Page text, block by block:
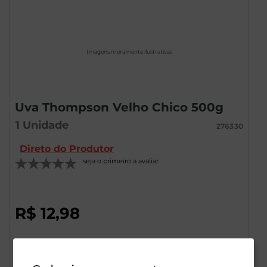
Imagens meramente ilustrativas
Uva Thompson Velho Chico 500g
1 Unidade 276330
Direto do Produtor
seja o primeiro a avaliar
R$ 12,98